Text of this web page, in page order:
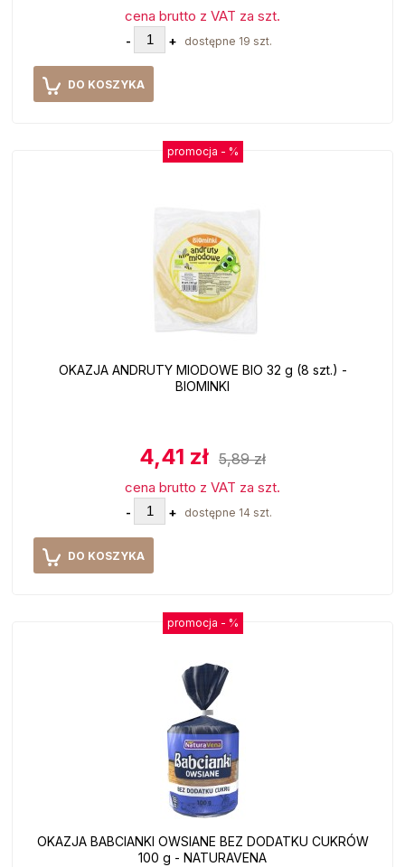
cena brutto z VAT za szt.
- + dostępne 19 szt.
DO KOSZYKA
OKAZJA ANDRUTY MIODOWE BIO 32 g (8 szt.) -
BIOMINKI
4,41 zł 5,89 zł
cena brutto z VAT za szt.
- + dostępne 14 szt.
DO KOSZYKA
promocja - %
OKAZJA BABCIANKI OWSIANE BEZ DODATKU CUKRÓW
100 g - NATURAVENA
promocja - %